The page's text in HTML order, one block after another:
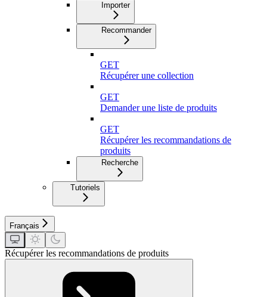
Importer
Recommander
GET
Récupérer une collection
GET
Demander une liste de produits
GET
Récupérer les recommandations de
produits
Recherche
Tutoriels
Français
Récupérer les recommandations de produits